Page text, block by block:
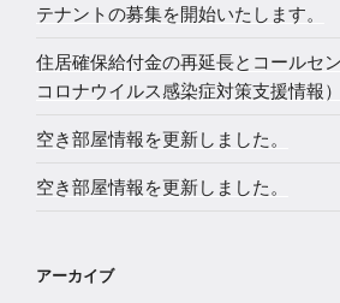
テナントの募集を開始いたします。
住居確保給付金の再延長とコールセ
コロナウイルス感染症対策支援情報）
空き部屋情報を更新しました。
空き部屋情報を更新しました。
アーカイブ